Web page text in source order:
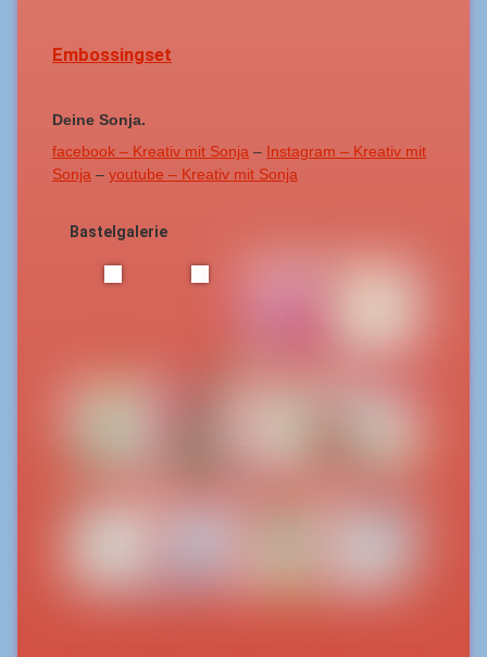
Embossingset
Deine Sonja.
facebook – Kreativ mit Sonja – Instagram – Kreativ mit
Sonja – youtube – Kreativ mit Sonja
Bastelgalerie